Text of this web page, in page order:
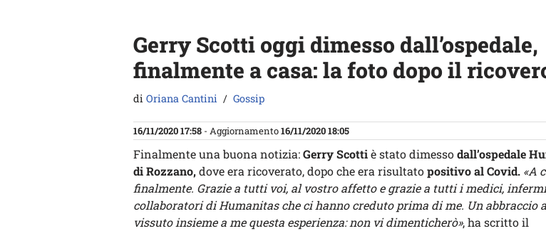
Gerry Scotti oggi dimesso dall’ospedale,
finalmente a casa: la foto dopo il
di Oriana Cantini Gossip
16/11/2020 17:58 - Aggiornamento16/11/2020 18:05
Finalmente una buona notizia:Gerry Scottiè stato dimessodall’ospedale
di Rozzano,dove era ricoverato, dopo che era risultatopositivo al Covid. «A
finalmente. Grazie a tutti voi, al vostro affetto e grazie a tutti i medici,
collaboratori di Humanitas che ci hanno creduto prima di me. Un abbraccio
vissuto insieme a me questa esperienza: non vi dimenticherò», ha scritto il